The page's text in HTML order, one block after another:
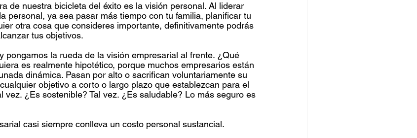
de nuestra bicicleta del éxito es la visión personal. Al liderar
personal, ya sea pasar más tiempo con tu familia, planificar tu
otra cosa que consideres importante, definitivamente podrás
tus objetivos.
pongamos la rueda de la visión empresarial al frente. ¿Qué
es realmente hipotético, porque muchos empresarios están
dinámica. Pasan por alto o sacrifican voluntariamente su
objetivo a corto o largo plazo que establezcan para el
vez. ¿Es sostenible? Tal vez. ¿Es saludable? Lo más seguro es
casi siempre conlleva un costo personal sustancial.